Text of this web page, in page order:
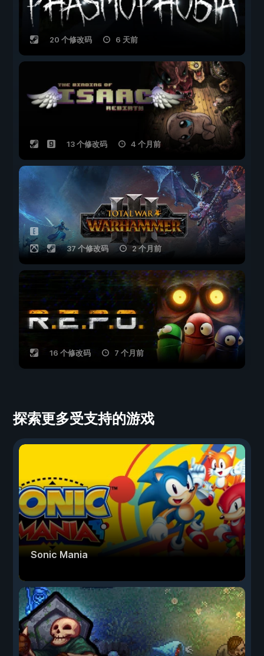
20 个修改码 6 天前
13 个修改码 4 个月前
37 个修改码 2 个月前
16 个修改码 7 个月前
探索更多受支持的游戏
Sonic Mania